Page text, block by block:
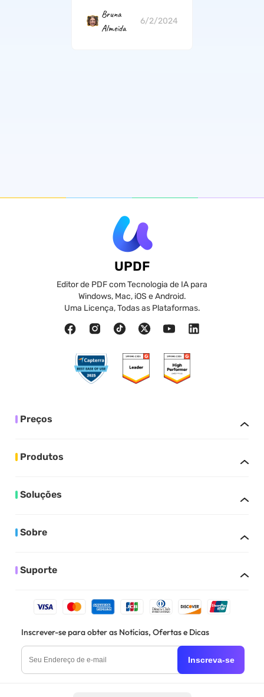
Bruna
Almeida
6/2/2024
UPDF
Editor de PDF com Tecnologia de IA para
Windows, Mac, iOS e Android.
Uma Licença, Todas as Plataformas.
Preços
Produtos
Soluções
Sobre
Suporte
Inscrever-se para obter as Notícias, Ofertas e Dicas
Inscreva-se